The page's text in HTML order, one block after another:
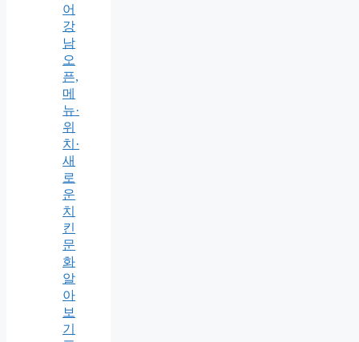
어
강
남
오
픈,
메
뉴·
위
치·
새
로
운
치
킨
문
화
알
아
보
기